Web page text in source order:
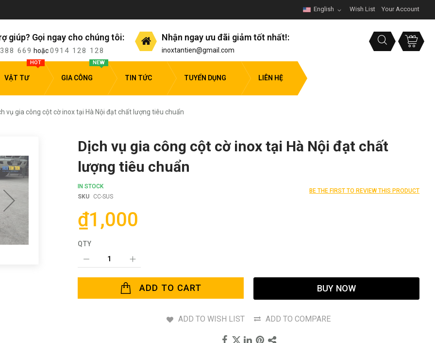
Wish List Your Account
English
giúp? Gọi ngay cho chúng tôi:
669 hoặc0914 128 128
Nhận ngay ưu đãi giảm tốt nhất!:
inoxtantien@gmail.com
VẬT TƯ
HOT
GIA CÔNG
NEW
TIN TỨC TUYỂN DỤNG LIÊN HỆ
vụ gia công cột cờ inox tại Hà Nội đạt chất lượng tiêu chuẩn
Dịch vụ gia công cột cờ inox tại Hà Nội đạt chất
lượng tiêu chuẩn
IN STOCK
SKU
CC-SUS
BE THE FIRST TO REVIEW THIS PRODUCT
₫1,000
QTY
ADD TO CART BUY NOW
ADD TO WISH LIST ADD TO COMPARE